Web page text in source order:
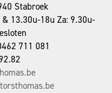
Stabroek
13.30u-18u Za: 9.30u-
711 081